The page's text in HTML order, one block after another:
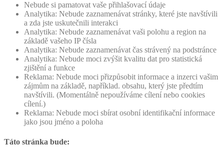
Nebude si pamatovat vaše přihlašovací údaje
Analytika: Nebude zaznamenávat stránky, které jste navštívili
a zda jste uskutečnili interakci
Analytika: Nebude zaznamenávat vaši polohu a region na
základě vašeho IP čísla
Analytika: Nebude zaznamenávat čas strávený na podstránce
Analytika: Nebude moci zvýšit kvalitu dat pro statistická
zjištění a funkce
Reklama: Nebude moci přizpůsobit informace a inzerci vašim
zájmům na základě, například. obsahu, který jste předtím
navštívili. (Momentálně nepoužíváme cílení nebo cookies
cílení.)
Reklama: Nebude moci sbírat osobní identifikační informace
jako jsou jméno a poloha
Táto stránka bude: